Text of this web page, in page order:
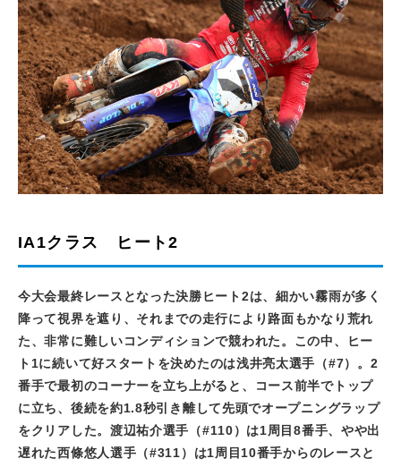
IA1クラス ヒート2
今大会最終レースとなった決勝ヒート2は、細かい霧雨が多く
降って視界を遮り、それまでの走行により路面もかなり荒れ
た、非常に難しいコンディションで競われた。この中、ヒー
ト1に続いて好スタートを決めたのは浅井亮太選手（#7）。 2
番手で最初のコーナーを立ち上がると、コース前半でトップ
に立ち、後続を約1.8秒引き離して先頭でオープニングラップ
をクリアした。渡辺祐介選手（#110）は1周目8番手、やや出
遅れた西條悠人選手（#311）は1周目10番手からのレースと